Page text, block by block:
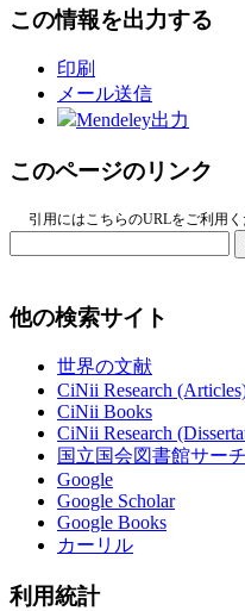
この情報を出力する
印刷
メール送信
Mendeley出力
このページのリンク
引用にはこちらのURLをご利用
他の検索サイト
世界の文献
CiNii Research
CiNii Books
CiNii Research
国立国会図書館サーチ
Google
Google Scholar
Google Books
カーリル
利用統計